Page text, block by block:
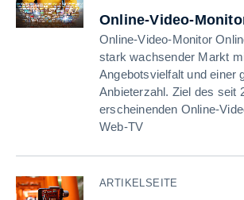
Online-Video-
Online-Video-Monitor
stark wachsender Markt
Angebotsvielfalt und einer
Anbieterzahl. Ziel des seit
erscheinenden Online-
Web-TV
ARTIKELSEITE